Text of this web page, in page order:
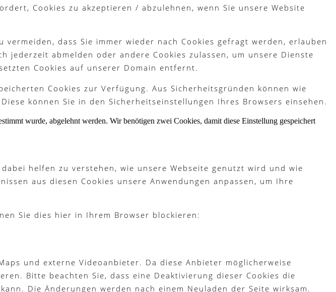
Cookies zu akzeptieren / abzulehnen, wenn Sie unsere Website
dass Sie immer wieder nach Cookies gefragt werden, erlauben
abmelden oder andere Cookies zulassen, um unsere Dienste
Cookies auf unserer Domain entfernt.
Cookies zur Verfügung. Aus Sicherheitsgründen können wie
können Sie in den Sicherheitseinstellungen Ihres Browsers einsehen.
wurde, abgelehnt werden. Wir benötigen zwei Cookies, damit diese Einstellung gespeichert
helfen zu verstehen, wie unsere Webseite genutzt wird und wie
aus diesen Cookies unsere Anwendungen anpassen, um Ihre
Sie dies hier in Ihrem Browser blockieren:
und externe Videoanbieter. Da diese Anbieter möglicherweise
Bitte beachten Sie, dass eine Deaktivierung dieser Cookies die
Die Änderungen werden nach einem Neuladen der Seite wirksam.